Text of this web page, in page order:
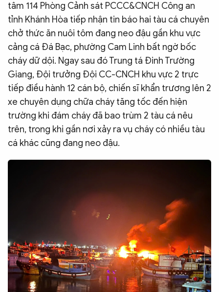
BẠN ĐỌC & CAND
ĐA PHƯƠNG TIỆN
eMagazine
Podcast
Video Ảnh
Infographic
Chuyên trang An ninh thế giới Văn nghệ Công an
Chuyên đề
tâm 114 Phòng Cảnh sát PCCC&CNCH Công an
tỉnh Khánh Hòa tiếp nhận tin báo hai tàu cá chuyên
chở thức ăn nuôi tôm đang neo đậu gần khu vực
cảng cá Đá Bạc, phường Cam Linh bất ngờ bốc
cháy dữ dội. Ngay sau đó Trung tá Đinh Trường
Giang, Đội trưởng Đội CC-CNCH khu vực 2 trực
tiếp điều hành 12 cán bộ, chiến sĩ khẩn trương lên 2
xe chuyên dụng chữa cháy tăng tốc đến hiện
trường khi đám cháy đã bao trùm 2 tàu cá nêu
trên, trong khi gần nơi xảy ra vụ cháy có nhiều tàu
cá khác cũng đang neo đậu.